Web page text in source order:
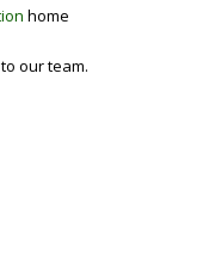
home
our team.